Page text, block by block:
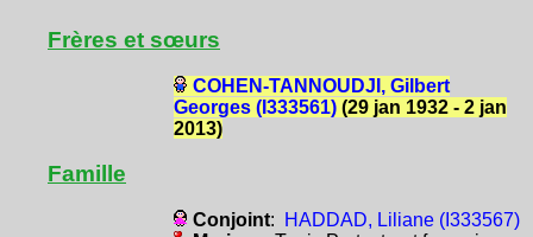
Frères et sœurs
COHEN-TANNOUDJI, Gilbert
Georges (I333561)(29 jan 1932 - 2 jan
2013)
Famille
Conjoint:
HADDAD, Liliane (I333567)